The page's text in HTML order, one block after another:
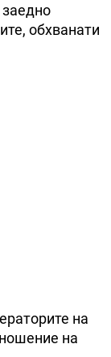
обхванати
на
на